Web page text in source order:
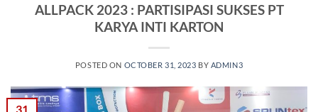
ALLPACK 2023 : PARTISIPASI SUKSES PT
KARYA INTI KARTON
POSTED ON OCTOBER 31, 2023 BY ADMIN3
31